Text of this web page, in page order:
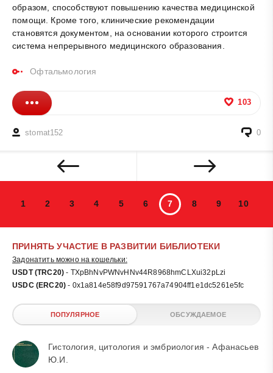
образом, способствуют повышению качества медицинской
помощи. Кроме того, клинические рекомендации
становятся документом, на основании которого строится
система непрерывного медицинского образования.
Офтальмология
103
stomat152 0
1 2 3 4 5 6 7 8 9 10
ПРИНЯТЬ УЧАСТИЕ В РАЗВИТИИ БИБЛИОТЕКИ
Задонатить можно на кошельки:
USDT (TRC20) - TXpBhNvPWNvHNv44R8968hmCLXui32pLzi
USDC (ERC20) - 0x1a814e58f9d97591767a74904ff1e1dc5261e5fc
ПОПУЛЯРНОЕ ОБСУЖДАЕМОЕ
Гистология, цитология и эмбриология - Афанасьев
Ю.И.